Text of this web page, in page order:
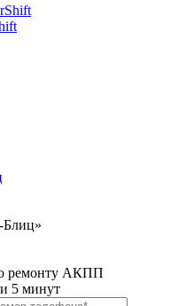
Блиц»
ремонту АКПП
5 минут